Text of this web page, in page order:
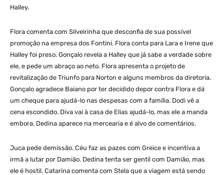
Halley.
Flora comenta com Silveirinha que desconfia de sua possível
promoção na empresa dos Fontini. Flora conta para Lara e Irene que
Halley foi preso. Gonçalo revela a Halley que já sabe a verdade sobre
ele, e pede um abraço ao neto. Flora apresenta o projeto de
revitalização de Triunfo para Norton e alguns membros da diretoria.
Gonçalo agradece Baiano por ter decidido depor contra Flora e dá
um cheque para ajudá-lo nas despesas com a família. Dodi vê a
cena escondido. Diva vai à casa de Elias ajudá-lo, mas ele a manda
embora. Dedina aparece na mercearia e é alvo de comentários.
Juca pede demissão. Céu faz as pazes com Greice e incentiva a
irmã a lutar por Damião. Dedina tenta ser gentil com Damião, mas
ele é hostil. Catarina comenta com Stela que a viagem está sendo